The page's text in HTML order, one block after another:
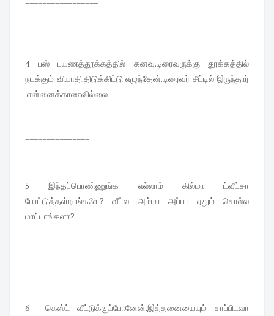
4 பஸ் பயணத்தூக்கத்தில் கனவு.டிரைவருக்கு தூக்கத்தில்
நடக்கும் வியாதி.திடுக்கிட்டு எழுந்தேன்.டிரைவர் சீட்டில் இருந்தார்
.என்னைக்காணவில்லை
===============
5 இந்தப்பொண்ணுங்க எல்லாம் கில்மா ட்வீட்சா
போட்டுத்தள்றாங்களே? வீட்ல அம்மா அப்பா ஏதும் சொல்ல
மாட்டாங்களா?
=================
6 கெஸ்ட் வீட்டுக்குப்போனேன்.இத்தனையையும் சாப்பிடவா